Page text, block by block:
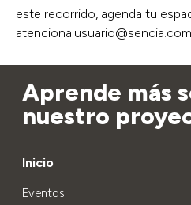
este recorrido, agenda tu
Aprende más
nuestro
Inicio
Eventos